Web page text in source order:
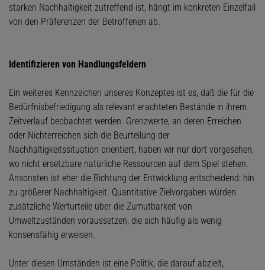
starken Nachhaltigkeit zutreffend ist, hängt im konkreten Einzelfall
von den Präferenzen der Betroffenen ab.
Identifizieren von Handlungsfeldern
Ein weiteres Kennzeichen unseres Konzeptes ist es, daß die für die
Bedürfnisbefriedigung als relevant erachteten Bestände in ihrem
Zeitverlauf beobachtet werden. Grenzwerte, an deren Erreichen
oder Nichterreichen sich die Beurteilung der
Nachhaltigkeitssituation orientiert, haben wir nur dort vorgesehen,
wo nicht ersetzbare natürliche Ressourcen auf dem Spiel stehen.
Ansonsten ist eher die Richtung der Entwicklung entscheidend: hin
zu größerer Nachhaltigkeit. Quantitative Zielvorgaben würden
zusätzliche Werturteile über die Zumutbarkeit von
Umweltzuständen voraussetzen, die sich häufig als wenig
konsensfähig erweisen.
Unter diesen Umständen ist eine Politik, die darauf abzielt,